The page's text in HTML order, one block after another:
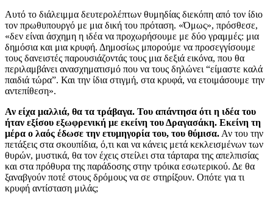
Αυτό το διάλειμμα δευτερολέπτων θυμηδίας διεκόπη από τον ίδιο
τον πρωθυπουργό με μια δική του πρόταση. «Όμως», πρόσθεσε,
«δεν είναι άσχημη η ιδέα να προχωρήσουμε με δύο γραμμές: μια
δημόσια και μια κρυφή. Δημοσίως μπορούμε να προσεγγίσουμε
τους δανειστές παρουσιάζοντάς τους μια δεξιά εικόνα, που θα
περιλαμβάνει ανασχηματισμό που να τους δηλώνει “είμαστε καλά
παιδιά τώρα”. Και την ίδια στιγμή, στα κρυφά, να ετοιμάσουμε την
αντεπίθεση».
Αν είχα μαλλιά, θα τα τράβαγα. Του απάντησα ότι η ιδέα του
ήταν εξίσου εξωφρενική με εκείνη του Δραγασάκη. Εκείνη τη
μέρα ο λαός έδωσε την ετυμηγορία του, του θύμισα. Αν του την
πετάξεις στα σκουπίδια, ό,τι και να κάνεις μετά κεκλεισμένων των
θυρών, μυστικά, θα τον έχεις στείλει στα τάρταρα της απελπισίας
και στα πρόθυρα της παράδοσης στην τρόικα εσωτερικού. Δε θα
ξαναβγούν ποτέ στους δρόμους να σε στηρίξουν. Οπότε για τι
κρυφή αντίσταση μιλάς;